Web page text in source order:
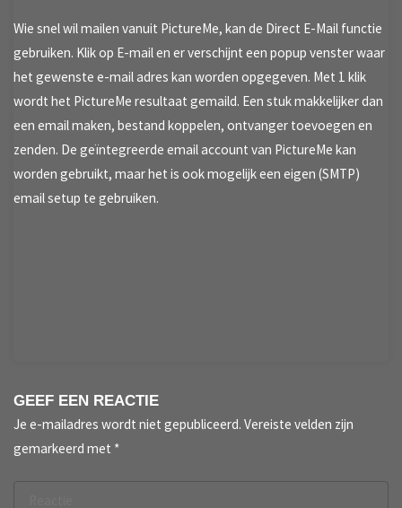
Wie snel wil mailen vanuit PictureMe, kan de Direct E-Mail functie
gebruiken. Klik op E-mail en er verschijnt een popup venster waar
het gewenste e-mail adres kan worden opgegeven. Met 1 klik
wordt het PictureMe resultaat gemaild. Een stuk makkelijker dan
een email maken, bestand koppelen, ontvanger toevoegen en
zenden. De geïntegreerde email account van PictureMe kan
worden gebruikt, maar het is ook mogelijk een eigen (SMTP)
email setup te gebruiken.
GEEF EEN REACTIE
Je e-mailadres wordt niet gepubliceerd. Vereiste velden zijn
gemarkeerd met *